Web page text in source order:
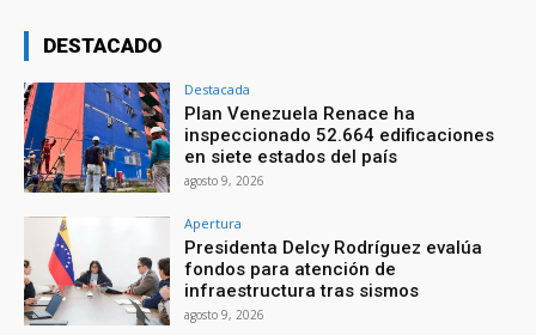
DESTACADO
Destacada
Plan Venezuela Renace ha
inspeccionado 52.664 edificaciones
en siete estados del país
agosto 9, 2026
Apertura
Presidenta Delcy Rodríguez evalúa
fondos para atención de
infraestructura tras sismos
agosto 9, 2026